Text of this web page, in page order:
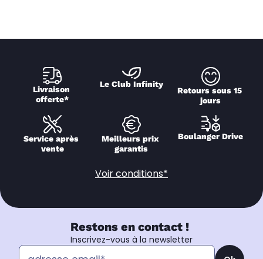
Livraison
offerte*
Le Club Infinity
Retours sous 15
jours
Service après
vente
Meilleurs prix
garantis
Boulanger Drive
Voir conditions*
Restons en contact !
Inscrivez-vous à la newsletter